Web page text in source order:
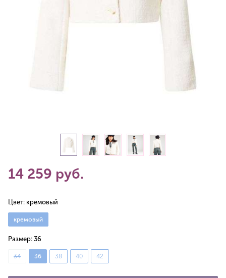
14 259 руб.
Цвет: кремовый
кремовый
Размер: 36
34 36 38 40 42